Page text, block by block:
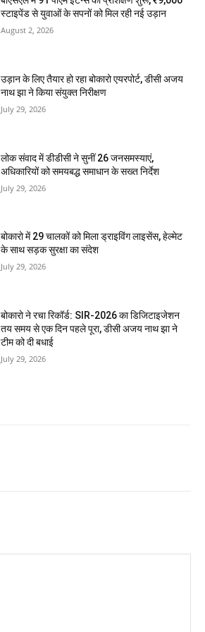
स्टाइपेंड से युवाओं के सपनों को मिल रही नई उड़ान
August 2, 2026
उड़ान के लिए तैयार हो रहा बोकारो एयरपोर्ट, डीसी अजय
नाथ झा ने किया संयुक्त निरीक्षण
July 29, 2026
लोक संवाद में डीडीसी ने सुनीं 26 जनसमस्याएं,
अधिकारियों को समयबद्ध समाधान के सख्त निर्देश
July 29, 2026
बोकारो में 29 चालकों को मिला ड्राइविंग लाइसेंस, हेल्मेट
के साथ सड़क सुरक्षा का संदेश
July 29, 2026
बोकारो ने रचा रिकॉर्ड: SIR-2026 का डिजिटाइजेशन
तय समय से एक दिन पहले पूरा, डीसी अजय नाथ झा ने
टीम को दी बधाई
July 29, 2026